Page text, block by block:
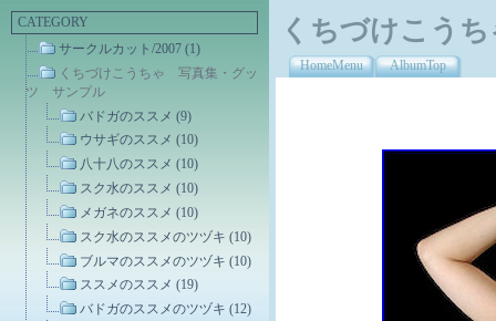
CATEGORY
サークルカット/2007 (1)
くちづけこうちゃ 写真集・グッ
ツ サンプル
バドガのススメ (9)
ウサギのススメ (10)
八十八のススメ (10)
スク水のススメ (10)
メガネのススメ (10)
スク水のススメのツヅキ (10)
ブルマのススメのツヅキ (10)
ススメのススメ (19)
バドガのススメのツヅキ (12)
くちづけこう
HomeMenu AlbumTop